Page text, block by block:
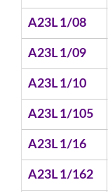
A23L 1/08
A23L 1/09
A23L 1/10
A23L 1/105
A23L 1/16
A23L 1/162